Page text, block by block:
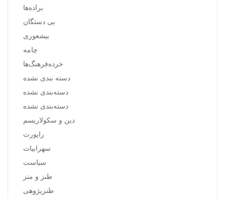
براده‌ها
بی دستگان
بیشعوری
چامه
خرده‌فرهنگ‌ها
دسته بندی نشده
دسته‌بندی نشده
دسته‌بندی نشده
دین و سکولاریسم
راپورت
سهرابیات
سیاست
طنز و منز
طنزپژوهی